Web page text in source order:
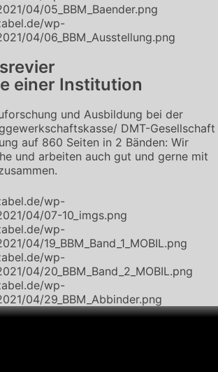
einer Institution
und Ausbildung bei der
DMT-Gesellschaft
auf 860 Seiten in 2 Bänden: Wir
und arbeiten auch gut und gerne mit